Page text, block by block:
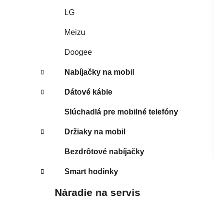
LG
Meizu
Doogee
Nabíjačky na mobil
Dátové káble
Slúchadlá pre mobilné telefóny
Držiaky na mobil
Bezdrôtové nabíjačky
Smart hodinky
Náradie na servis